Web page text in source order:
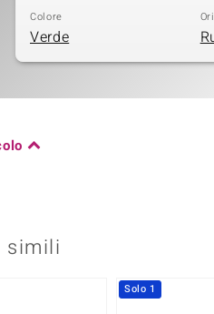
Colore
Verde
simili
Solo 1